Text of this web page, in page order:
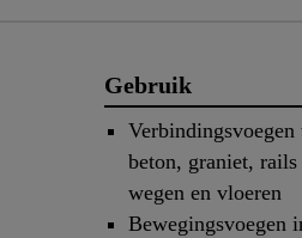
Gebruik
Verbindingsvoegen
beton, graniet,
wegen en vloeren
Bewegingsvoegen